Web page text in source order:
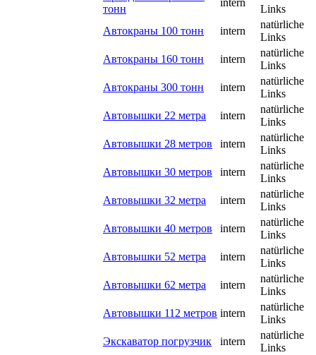
тонн
intern
Links
Автокраны 100 тонн
intern
natürliche
Links
Автокраны 160 тонн
intern
natürliche
Links
Автокраны 300 тонн
intern
natürliche
Links
Автовышки 22 метра
intern
natürliche
Links
Автовышки 28 метров
intern
natürliche
Links
Автовышки 30 метров
intern
natürliche
Links
Автовышки 32 метра
intern
natürliche
Links
Автовышки 40 метров
intern
natürliche
Links
Автовышки 52 метра
intern
natürliche
Links
Автовышки 62 метра
intern
natürliche
Links
Автовышки 112 метров intern
natürliche
Links
Экскаватор погрузчик
intern
natürliche
Links